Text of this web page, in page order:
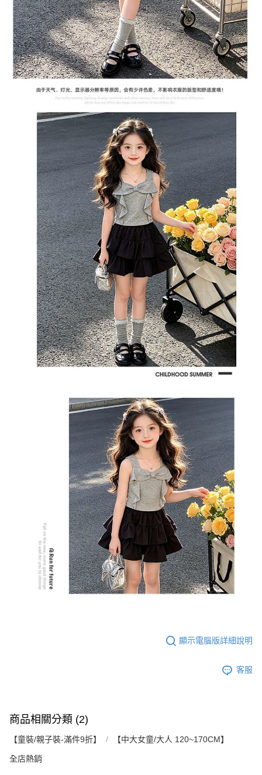
顯示電腦版詳細說明
客服
商品相關分類 (2)
【童裝/親子裝-滿件9折】 【中大女童/大人 120~170CM】
全店熱銷